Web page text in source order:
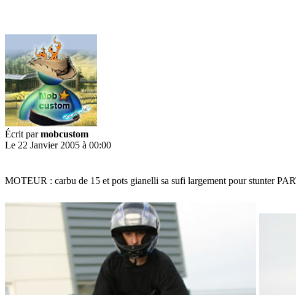
Écrit parmobcustom
Le 22 Janvier 2005 à 00:00
MOTEUR : carbu de 15 et pots gianelli sa sufi largement pour stunter